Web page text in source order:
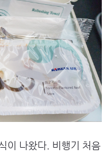
이 나왔다. 비행기 처음